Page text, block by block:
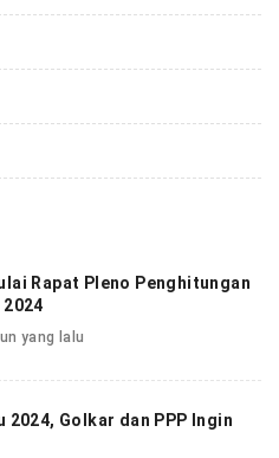
Rapat Pleno Penghitungan
yang lalu
2024, Golkar dan PPP Ingin